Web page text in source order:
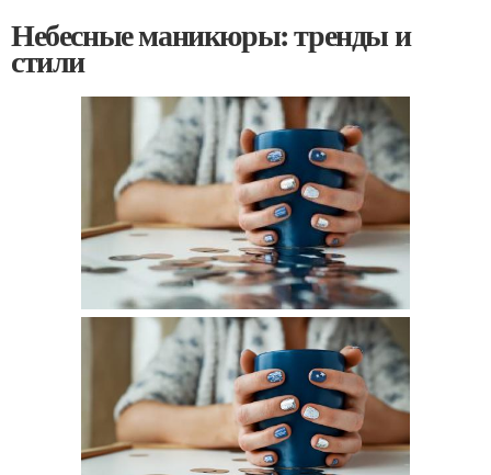
Небесные маникюры: тренды и
стили